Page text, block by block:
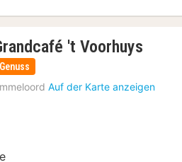
't Voorhuys
ab
104
Auf der Karte anzeigen